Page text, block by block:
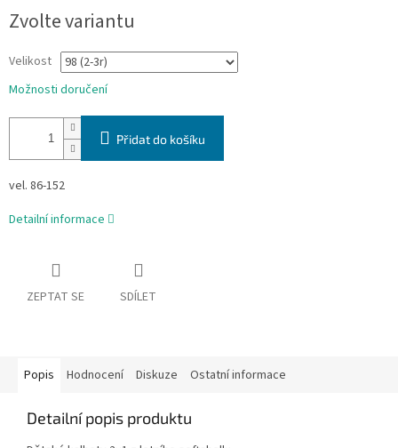
cena:
Zvolte variantu
Velikost
Možnosti doručení
Přidat do košíku
vel. 86-152
Detailní informace
ZEPTAT SE SDÍLET
Popis Hodnocení Diskuze Ostatní informace
Detailní popis produktu